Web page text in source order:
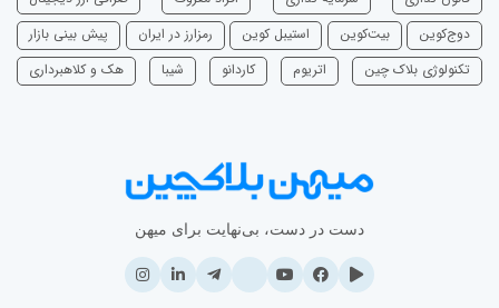
دوج‌کوین
بیت‌کوین استیبل کوین رمزارز در ایران
پیش بینی بازار
تکنولوژی بلاک چین
اتریوم ‌کاردانو شیبا هک و کلاهبرداری
دست در دست، بی‌نهایت برای میهن